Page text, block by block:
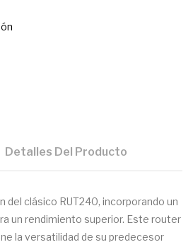
Detalles Del Producto
del clásico RUT240, incorporando un
un rendimiento superior. Este router
la versatilidad de su predecesor